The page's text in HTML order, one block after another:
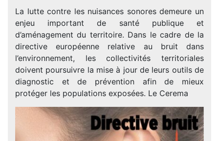
La lutte contre les nuisances sonores demeure un
enjeu important de santé publique et
d’aménagement du territoire. Dans le cadre de la
directive européenne relative au bruit dans
l’environnement, les collectivités territoriales
doivent poursuivre la mise à jour de leurs outils de
diagnostic et de prévention afin de mieux
protéger les populations exposées. Le Cerema